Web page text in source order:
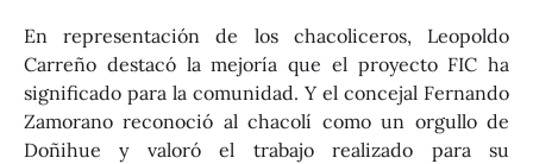
En representación de los chacoliceros, Leopoldo
Carreño destacó la mejoría que el proyecto FIC ha
significado para la comunidad. Y el concejal Fernando
Zamorano reconoció al chacolí como un orgullo de
Doñihue y valoró el trabajo realizado para su